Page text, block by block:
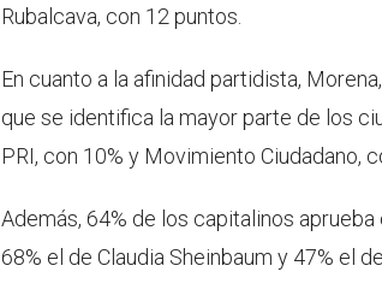
Rubalcava, con 12 puntos.
En cuanto a la afinidad partidista,
que se identifica la mayor parte de los
PRI, con 10% y Movimiento Ciudadano,
Además, 64% de los capitalinos
68% el de Claudia Sheinbaum y 47% el